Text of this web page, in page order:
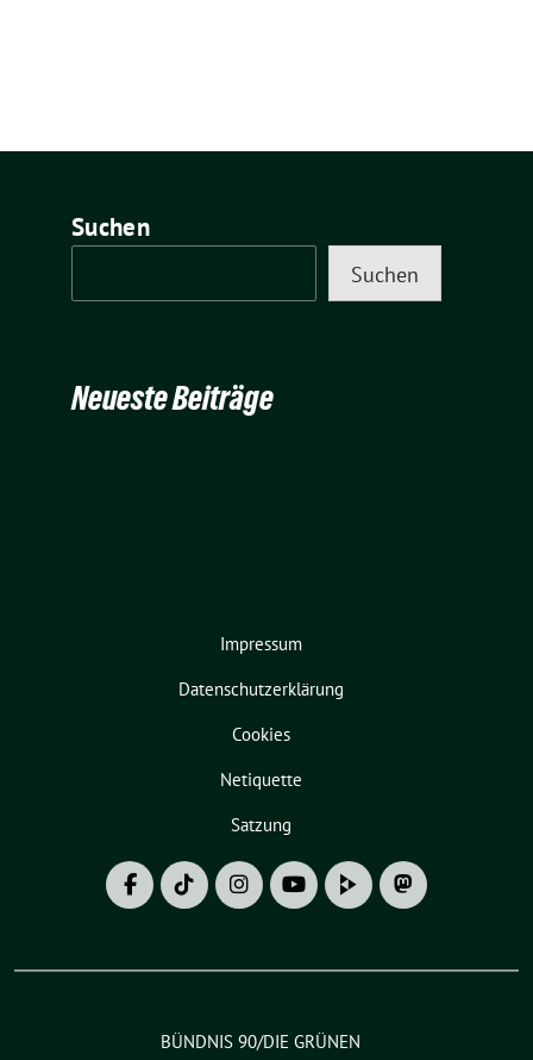
Suchen
Suchen
Neueste Beiträge
Impressum
Datenschutzerklärung
Cookies
Netiquette
Satzung
BÜNDNIS 90/DIE GRÜNEN